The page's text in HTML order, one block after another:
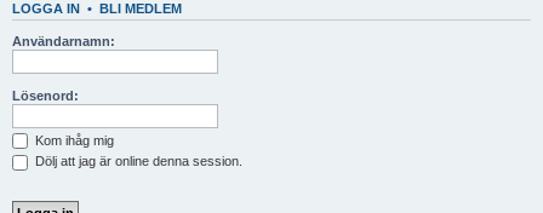
LOGGA IN • BLI MEDLEM
Användarnamn:
Lösenord:
Kom ihåg mig
Dölj att jag är online denna session.